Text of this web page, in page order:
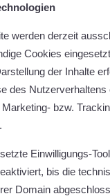
werden derzeit
Cookies
der Inhalte
des Nutzerverhaltens
bzw.
Einwilligungs-
bis die
Domain